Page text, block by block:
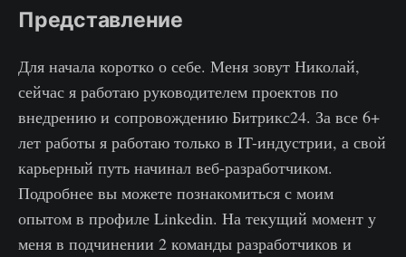
Представление
Для начала коротко о себе. Меня зовут Николай,
сейчас я работаю руководителем проектов по
внедрению и сопровождению Битрикс24. За все 6+
лет работы я работаю только в IT-индустрии, а свой
карьерный путь начинал веб-разработчиком.
Подробнее вы можете познакомиться с моим
опытом в профиле Linkedin. На текущий момент у
меня в подчинении 2 команды разработчиков и